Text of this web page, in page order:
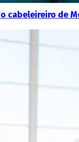
cabeleireiro de